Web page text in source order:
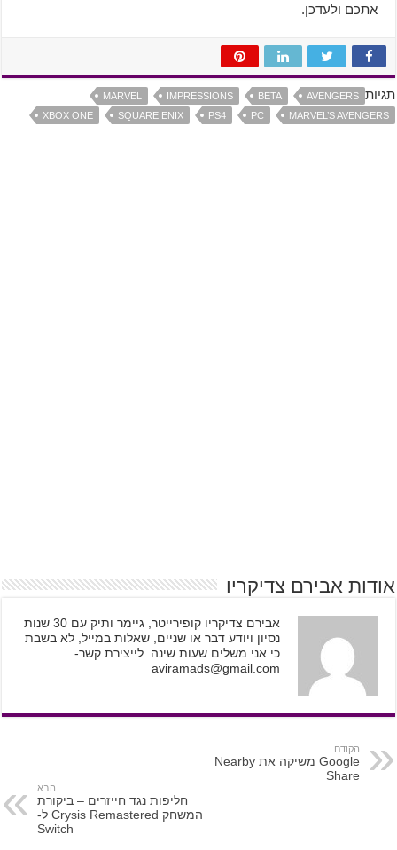
אתכם ולעדכן.
תגיות AVENGERS
BETA
IMPRESSIONS
MARVEL
MARVEL’S AVENGERS
PC
PS4
SQUARE ENIX
XBOX ONE
אודות אבירם צדיקריו
אבירם צדיקריו קופירייטר, גיימר ותיק עם 30 שנות
נסיון ויודע דבר או שניים, שאלות במייל, לא בשבת
כי אני משלים שעות שינה. לייצירת קשר-
aviramads@gmail.com
הקודם
Google משיקה את Nearby
Share
הבא
חליפות נגד חייזרים – ביקורת
המשחק Crysis Remastered ל-
Switch